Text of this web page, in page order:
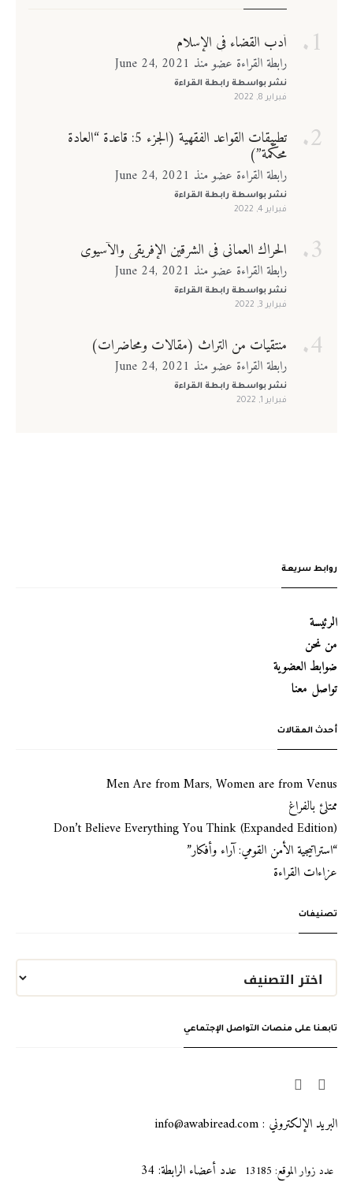
أدب القضاء في الإسلام
رابطة القراءة عضو منذ June 24, 2021
نشر بواسطة رابطة القراءة
فبراير 8, 2022
تطبيقات القواعد الفقهية (الجزء 5: قاعدة “العادة
محكّمة”)
رابطة القراءة عضو منذ June 24, 2021
نشر بواسطة رابطة القراءة
فبراير 4, 2022
الحراك العماني في الشرقين الإفريقي والآسيوي
رابطة القراءة عضو منذ June 24, 2021
نشر بواسطة رابطة القراءة
فبراير 3, 2022
منتقيات من التراث (مقالات ومحاضرات)
رابطة القراءة عضو منذ June 24, 2021
نشر بواسطة رابطة القراءة
فبراير 1, 2022
روابط سريعة
الرئيسة
من نحن
ضوابط العضوية
تواصل معنا
أحدث المقالات
Men Are from Mars, Women are from Venus
ممتلئ بالفراغ
Don’t Believe Everything You Think (Expanded Edition)
“استراتيجية الأمن القومي: آراء وأفكار”
عزاءات القراءة
تصنيفات
تابعنا على منصات التواصل الإجتماعي
البريد الإلكتروني : info@awabiread.com
عدد زوار الموقع: 13185 عدد أعضاء الرابطة: 34